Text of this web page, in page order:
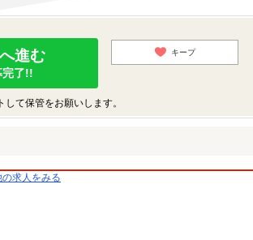
進む
完了!!
キープ
て保管をお願いします。
求人をみる